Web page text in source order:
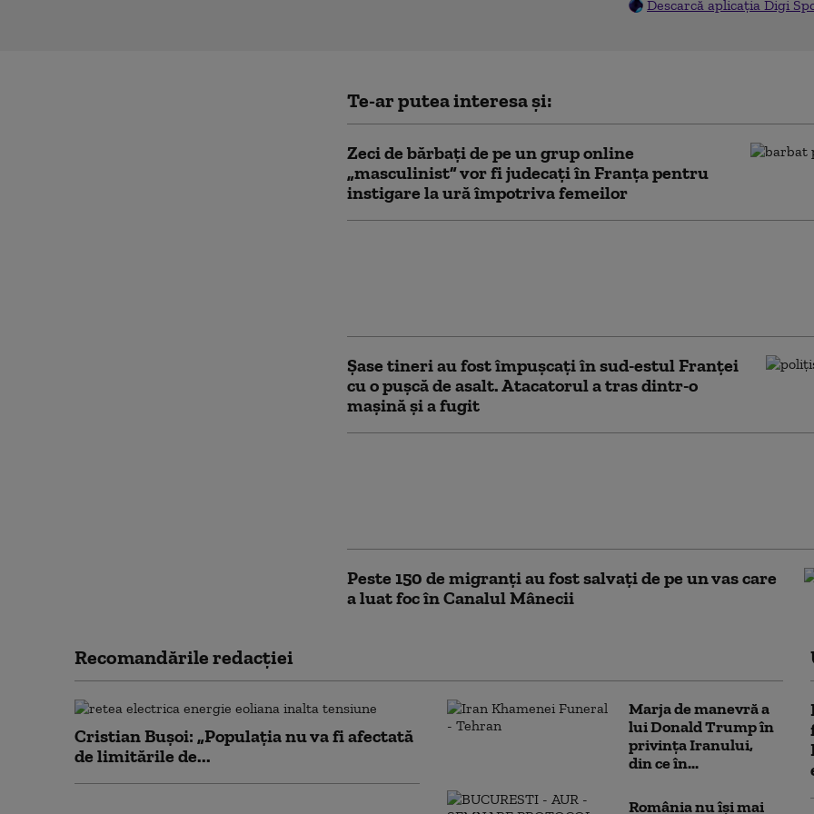
Descarcă aplicația Digi
Te-ar putea interesa și:
Zeci de bărbați de pe un grup online
„masculinist” vor fi judecați în Franța pentru
instigare la ură împotriva femeilor
Şase tineri au fost împuşcați în sud-estul Franţei
cu o pușcă de asalt. Atacatorul a tras dintr-o
maşină și a fugit
Peste 150 de migranţi au fost salvați de pe un vas care
a luat foc în Canalul Mânecii
Recomandările redacţiei
Cristian Bușoi: „Populația nu va fi afectată
de limitările de...
Marja de manevră a
lui Donald Trump în
privința Iranului,
din ce în...
România nu își mai